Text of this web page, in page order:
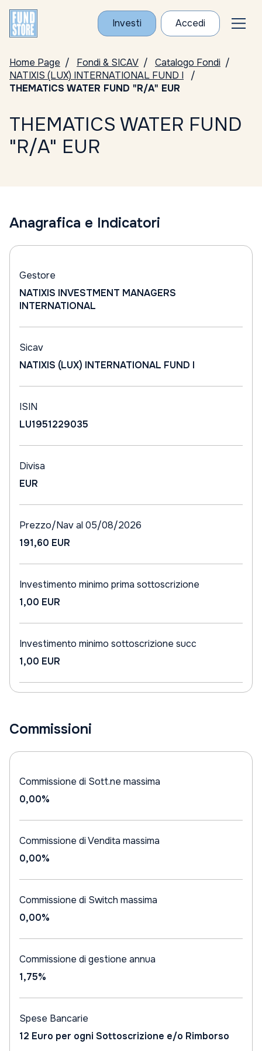
Investi Accedi
Home Page Fondi & SICAV
Catalogo Fondi
NATIXIS (LUX) INTERNATIONAL FUND I
THEMATICS WATER FUND "R/A" EUR
THEMATICS WATER FUND
"R/A" EUR
Anagrafica e Indicatori
Gestore
NATIXIS INVESTMENT MANAGERS
INTERNATIONAL
Sicav
NATIXIS (LUX) INTERNATIONAL FUND I
ISIN
LU1951229035
Divisa
EUR
Prezzo/Nav al 05/08/2026
191,60 EUR
Investimento minimo prima sottoscrizione
1,00 EUR
Investimento minimo sottoscrizione succ
1,00 EUR
Commissioni
Commissione di Sott.ne massima
0,00%
Commissione di Vendita massima
0,00%
Commissione di Switch massima
0,00%
Commissione di gestione annua
1,75%
Spese Bancarie
12 Euro per ogni Sottoscrizione e/o Rimborso